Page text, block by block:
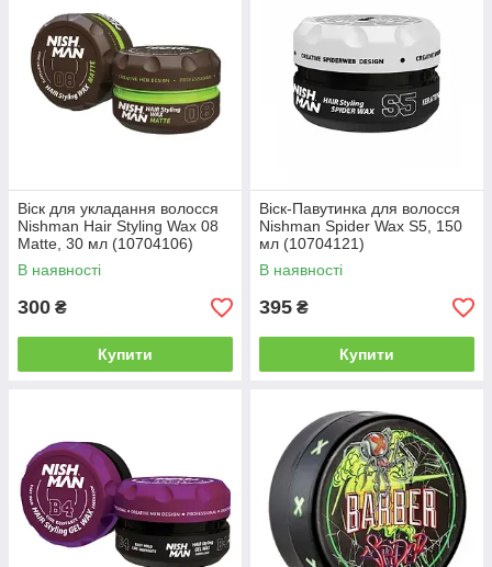
Віск для укладання волосся
Nishman Hair Styling Wax 08
Matte, 30 мл (10704106)
В наявності
300 ₴
Купити
Віск-Павутинка для волосся
Nishman Spider Wax S5, 150
мл (10704121)
В наявності
395 ₴
Купити